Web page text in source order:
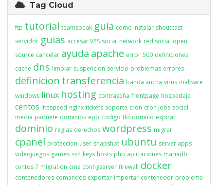
Tag Cloud
ftp tutorial teamspeak guia como instalar shoutcast
servidor guias accesar VPS social network red social open
source cancelar ayuda apache error 500 definiciones
cache dns limpiar suspencion servicio problemas errores
definicion transferencia banda ancha virus malware
windows linux hosting contraseña frontpage hospedaje
centos litespeed nginx tickets soporte cron cron jobs social
media paquete dominios epp codigo tld domnio expirar
dominio reglas derechos wordpress migrar
cpanel proteccion user snapshot ubuntu server apps
videojuegos games ssh keys hosts php aplicaciones mariadb
centos 7 migration cms configserver firewall docker
contenedores comandos exportar importar contenedor problema